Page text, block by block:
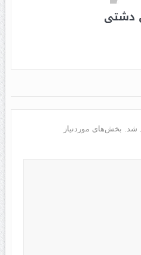
دشتی
شد.
بخش‌های موردنیاز